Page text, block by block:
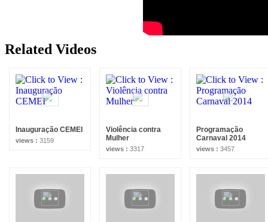
Related Videos
Inauguração CEMEI
views : 3159
Violência contra
Mulher
views : 3317
Programação
Carnaval 2014
views : 3457